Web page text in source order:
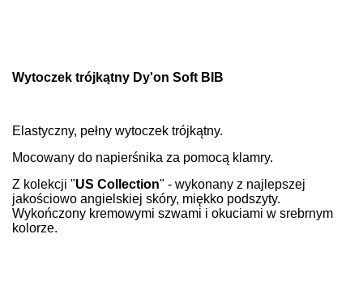
Wytoczek trójkątny Dy'on Soft BIB
Elastyczny, pełny wytoczek trójkątny.
Mocowany do napierśnika za pomocą klamry.
Z kolekcji "US Collection" - wykonany z najlepszej
jakościowo angielskiej skóry, miękko podszyty.
Wykończony kremowymi szwami i okuciami w srebrnym
kolorze.